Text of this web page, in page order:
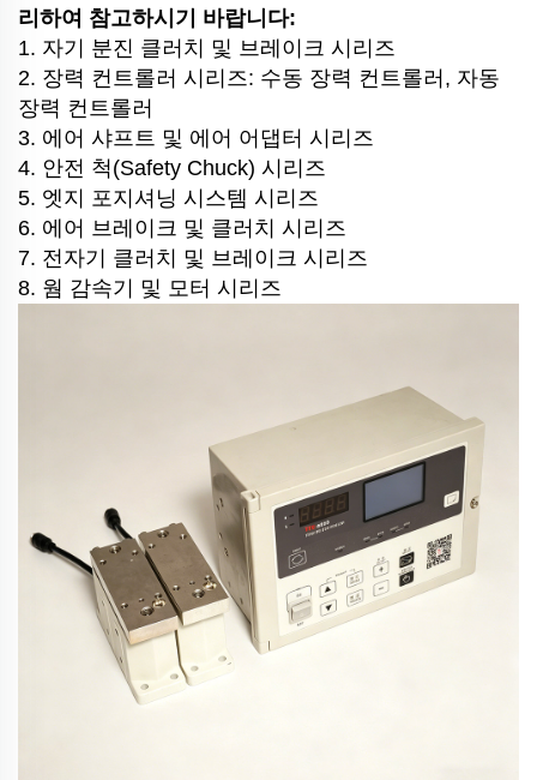
리하여 참고하시기 바랍니다:
1. 자기 분진 클러치 및 브레이크 시리즈
2. 장력 컨트롤러 시리즈: 수동 장력 컨트롤러, 자동
장력 컨트롤러
3. 에어 샤프트 및 에어 어댑터 시리즈
4. 안전 척(Safety Chuck) 시리즈
5. 엣지 포지셔닝 시스템 시리즈
6. 에어 브레이크 및 클러치 시리즈
7. 전자기 클러치 및 브레이크 시리즈
8. 웜 감속기 및 모터 시리즈